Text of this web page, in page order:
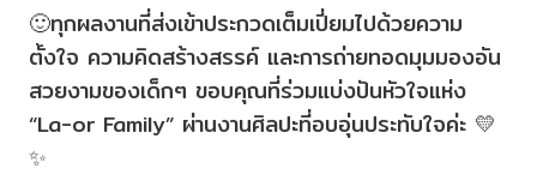
🙂ทุกผลงานที่ส่งเข้าประกวดเต็มเปี่ยมไปด้วยความ
ตั้งใจ ความคิดสร้างสรรค์ และการถ่ายทอดมุมมองอัน
สวยงามของเด็กๆ ขอบคุณที่ร่วมแบ่งปันหัวใจแห่ง
“La-or Family” ผ่านงานศิลปะที่อบอุ่นประทับใจค่ะ 💛
✨